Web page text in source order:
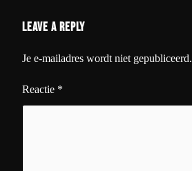
Leave a Reply
Je e-mailadres wordt niet gepubliceerd.
Reactie *